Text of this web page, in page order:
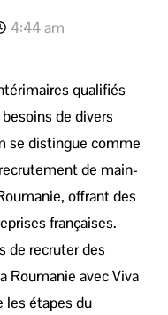
4:44 am
qualifiés
de divers
se distingue comme
de main-
offrant des
françaises.
de recruter des
Roumanie avec Viva
les étapes du